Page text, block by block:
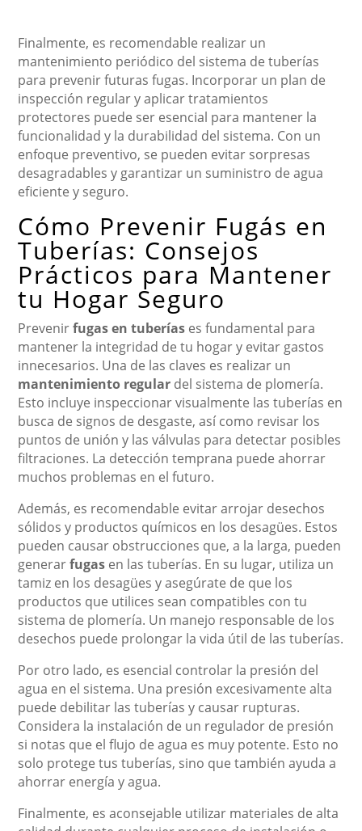
Finalmente, es recomendable realizar un
mantenimiento periódico del sistema de tuberías
para prevenir futuras fugas. Incorporar un plan de
inspección regular y aplicar tratamientos
protectores puede ser esencial para mantener la
funcionalidad y la durabilidad del sistema. Con un
enfoque preventivo, se pueden evitar sorpresas
desagradables y garantizar un suministro de agua
eficiente y seguro.
Cómo Prevenir Fugás en
Tuberías: Consejos
Prácticos para Mantener
tu Hogar Seguro
Prevenirfugas en tuberías es fundamental para
mantener la integridad de tu hogar y evitar gastos
innecesarios. Una de las claves es realizar un
mantenimiento regular del sistema de plomería.
Esto incluye inspeccionar visualmente las tuberías en
busca de signos de desgaste, así como revisar los
puntos de unión y las válvulas para detectar posibles
filtraciones. La detección temprana puede ahorrar
muchos problemas en el futuro.
Además, es recomendable evitar arrojar desechos
sólidos y productos químicos en los desagües. Estos
pueden causar obstrucciones que, a la larga, pueden
generarfugas en las tuberías. En su lugar, utiliza un
tamiz en los desagües y asegúrate de que los
productos que utilices sean compatibles con tu
sistema de plomería. Un manejo responsable de los
desechos puede prolongar la vida útil de las tuberías.
Por otro lado, es esencial controlar la presión del
agua en el sistema. Una presión excesivamente alta
puede debilitar las tuberías y causar rupturas.
Considera la instalación de un regulador de presión
si notas que el flujo de agua es muy potente. Esto no
solo protege tus tuberías, sino que también ayuda a
ahorrar energía y agua.
Finalmente, es aconsejable utilizar materiales de alta